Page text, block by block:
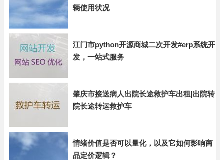
辆使用状况
江门市python开源商城二次开发#erp系统开
发，一站式服务
肇庆市接送病人出院长途救护车出租|出院转
院长途转运救护车
情绪价值是否可以量化，以及它如何影响商
品定价逻辑？